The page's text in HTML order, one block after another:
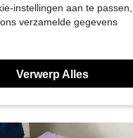
instellingen aan te passen,
verzamelde gegevens
Verwerp Alles